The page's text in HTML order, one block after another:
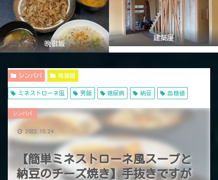
晩御飯
建築屋
シンパパ 晩御飯
ミネストローネ風 男飯 糖尿病 納豆 血糖値
【簡単ミネストローネ風スープと
納豆のチーズ焼き】手抜きですが
シンパパ
2022.10.24